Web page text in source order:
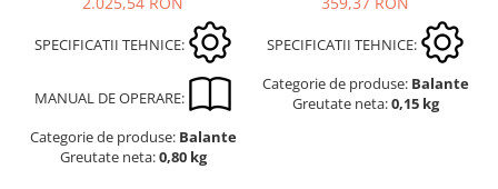
SPECIFICATII TEHNICE:
MANUAL DE OPERARE:
Categorie de produse: Balante
Greutate neta:0,80 kg
SPECIFICATII TEHNICE:
Categorie de produse: Balante
Greutate neta:0,15 kg